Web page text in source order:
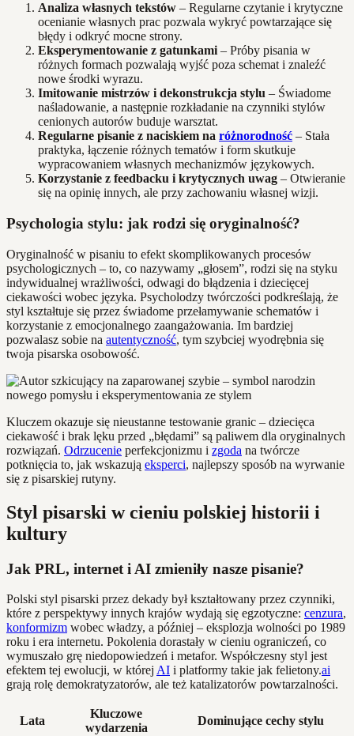
Analiza własnych tekstów – Regularne czytanie i krytyczne
ocenianie własnych prac pozwala wykryć powtarzające się
błędy i odkryć mocne strony.
Eksperymentowanie z gatunkami – Próby pisania w
różnych formach pozwalają wyjść poza schemat i znaleźć
nowe środki wyrazu.
Imitowanie mistrzów i dekonstrukcja stylu – Świadome
naśladowanie, a następnie rozkładanie na czynniki stylów
cenionych autorów buduje warsztat.
Regularne pisanie z naciskiem na różnorodność – Stała
praktyka, łączenie różnych tematów i form skutkuje
wypracowaniem własnych mechanizmów językowych.
Korzystanie z feedbacku i krytycznych uwag – Otwieranie
się na opinię innych, ale przy zachowaniu własnej wizji.
Psychologia stylu: jak rodzi się oryginalność?
Oryginalność w pisaniu to efekt skomplikowanych procesów
psychologicznych – to, co nazywamy „głosem”, rodzi się na styku
indywidualnej wrażliwości, odwagi do błądzenia i dziecięcej
ciekawości wobec języka. Psycholodzy twórczości podkreślają, że
styl kształtuje się przez świadome przełamywanie schematów i
korzystanie z emocjonalnego zaangażowania. Im bardziej
pozwalasz sobie na autentyczność, tym szybciej wyodrębnia się
twoja pisarska osobowość.
Kluczem okazuje się nieustanne testowanie granic – dziecięca
ciekawość i brak lęku przed „błędami” są paliwem dla oryginalnych
rozwiązań. Odrzucenie perfekcjonizmu i zgoda na twórcze
potknięcia to, jak wskazują eksperci, najlepszy sposób na wyrwanie
się z pisarskiej rutyny.
Styl pisarski w cieniu polskiej historii i
kultury
Jak PRL, internet i AI zmieniły nasze pisanie?
Polski styl pisarski przez dekady był kształtowany przez czynniki,
które z perspektywy innych krajów wydają się egzotyczne: cenzura,
konformizm wobec władzy, a później – eksplozja wolności po 1989
roku i era internetu. Pokolenia dorastały w cieniu ograniczeń, co
wymuszało grę niedopowiedzeń i metafor. Współczesny styl jest
efektem tej ewolucji, w której AI i platformy takie jak felietony.ai
grają rolę demokratyzatorów, ale też katalizatorów powtarzalności.
Lata
Kluczowe
wydarzenia
Dominujące cechy stylu